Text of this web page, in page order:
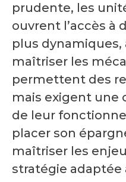
prudente, les
ouvrent l’accès à
plus dynamiques,
maîtriser les
permettent des
mais exigent une
de leur
placer son
maîtriser les
stratégie adaptée